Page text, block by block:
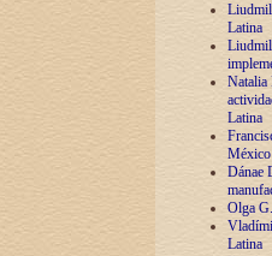
Latina
Natalia
Latina
México
Dánae
Olga
Latina